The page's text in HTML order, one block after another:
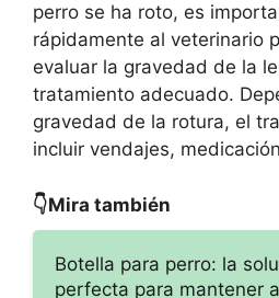
perro se ha roto, es
rápidamente al veterinario
evaluar la gravedad de la
tratamiento adecuado.
gravedad de la rotura, el
incluir vendajes,
👇Mira también
Botella para perro: la
perfecta para mantener